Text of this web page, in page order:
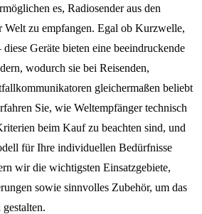
es, Radiosender aus den
Welt zu empfangen. Egal ob Kurzwelle,
Geräte bieten eine beeindruckende
wodurch sie bei Reisenden,
gleichermaßen beliebt
Sie, wie Weltempfänger technisch
beim Kauf zu beachten sind, und
für Ihre individuellen Bedürfnisse
wir die wichtigsten Einsatzgebiete,
sowie sinnvolles Zubehör, um das